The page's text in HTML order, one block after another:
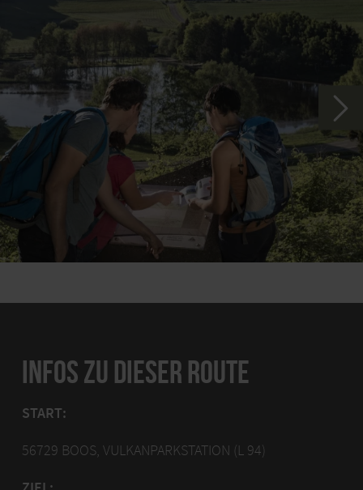
INFOS ZU DIESER ROUTE
START:
56729 BOOS, VULKANPARKSTATION (L 94)